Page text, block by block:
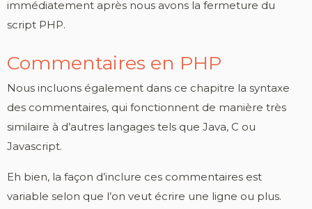
immédiatement après nous avons la fermeture du
script PHP.
Commentaires en PHP
Nous incluons également dans ce chapitre la syntaxe
des commentaires, qui fonctionnent de manière très
similaire à d’autres langages tels que Java, C ou
Javascript.
Eh bien, la façon d’inclure ces commentaires est
variable selon que l’on veut écrire une ligne ou plus.